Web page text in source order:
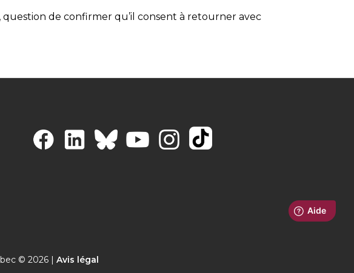
de confirmer qu’il consent à retourner avec
© 2026 | Avis légal